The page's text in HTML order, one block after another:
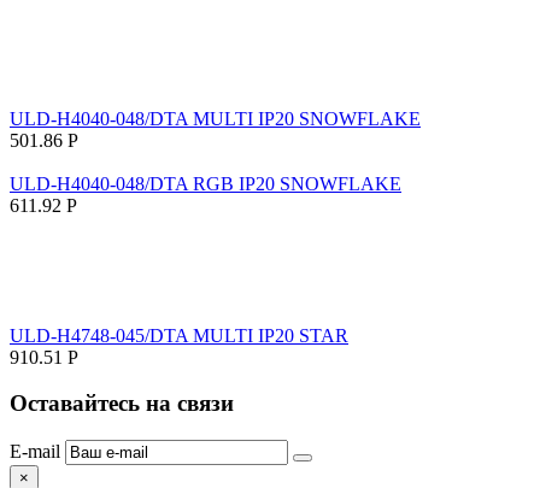
ULD-H4040-048/DTA MULTI IP20 SNOWFLAKE
501.86 Р
ULD-H4040-048/DTA RGB IP20 SNOWFLAKE
611.92 Р
ULD-H4748-045/DTA MULTI IP20 STAR
910.51 Р
Оставайтесь на связи
E-mail
×